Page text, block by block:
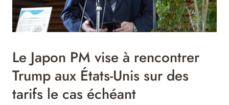
Le Japon PM vise à rencontrer
Trump aux États-Unis sur des
tarifs le cas échéant